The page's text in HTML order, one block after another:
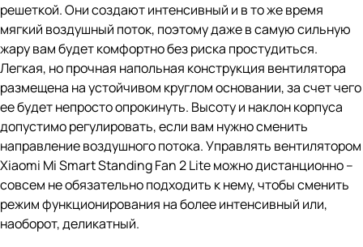
решеткой. Они создают интенсивный и в то же время
мягкий воздушный поток, поэтому даже в самую сильную
жару вам будет комфортно без риска простудиться.
Легкая, но прочная напольная конструкция вентилятора
размещена на устойчивом круглом основании, за счет чего
ее будет непросто опрокинуть. Высоту и наклон корпуса
допустимо регулировать, если вам нужно сменить
направление воздушного потока. Управлять вентилятором
Xiaomi Mi Smart Standing Fan 2 Lite можно дистанционно –
совсем не обязательно подходить к нему, чтобы сменить
режим функционирования на более интенсивный или,
наоборот, деликатный.